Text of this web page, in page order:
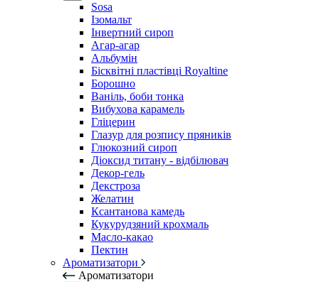
Sosa
Ізомальт
Інвертний сироп
Агар-агар
Альбумін
Бісквітні пластівці Royaltine
Борошно
Ваніль, боби тонка
Вибухова карамель
Гліцерин
Глазур для розпису пряників
Глюкозний сироп
Діоксид титану - відбілювач
Декор-гель
Декстроза
Желатин
Ксантанова камедь
Кукурудзяний крохмаль
Масло-какао
Пектин
Ароматизатори
Ароматизатори